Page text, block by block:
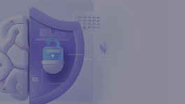
poleceń
Ikony skrótów bez strzałek